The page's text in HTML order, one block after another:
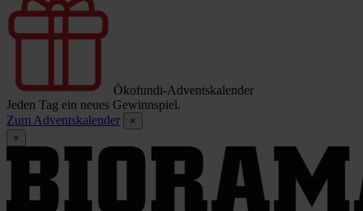
Ökofundi-Adventskalender
Jeden Tag ein neues Gewinnspiel.
Zum Adventskalender
×
×